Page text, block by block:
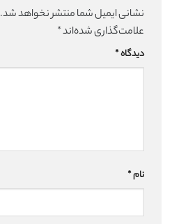
نشانی ایمیل شما منتشر نخواهد شد.
علامت‌گذاری شده‌اند*
دیدگاه*
نام*